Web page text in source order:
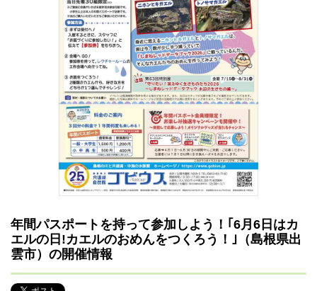
年間パスポートを持って参加しよう！｢6月6日はカ
エルの日!カエルのおめんをつくろう！｣（島根県出
雲市）の開催情報